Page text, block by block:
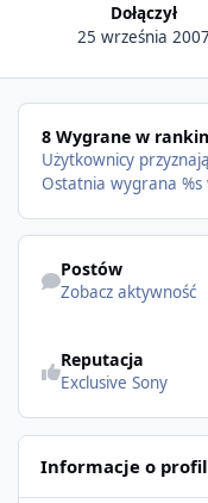
Dołączył
25 września 2007
8 Wygrane w
Użytkownicy
Ostatnia wygrana %s
Postów
Zobacz aktywność
Reputacja
Exclusive Sony
Informacje o